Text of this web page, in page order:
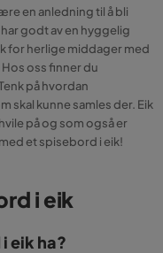
en anledning til å bli
godt av en hyggelig
for herlige middager med
oss finner du
på hvordan
skal kunne samles der. Eik
på og som også er
et spisebord i eik!
i eik
eik ha?